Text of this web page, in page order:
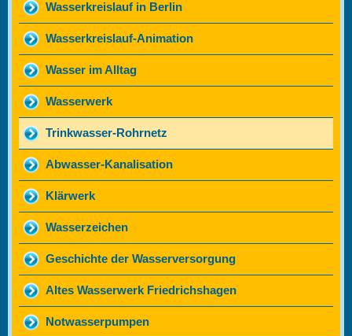
Wasserkreislauf in Berlin
Wasserkreislauf-Animation
Wasser im Alltag
Wasserwerk
Trinkwasser-Rohrnetz
Abwasser-Kanalisation
Klärwerk
Wasserzeichen
Geschichte der Wasserversorgung
Altes Wasserwerk Friedrichshagen
Notwasserpumpen